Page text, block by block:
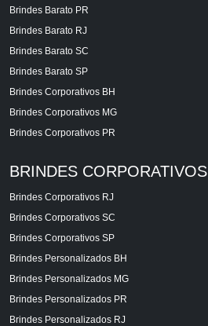
Brindes Barato PR
Brindes Barato RJ
Brindes Barato SC
Brindes Barato SP
Brindes Corporativos BH
Brindes Corporativos MG
Brindes Corporativos PR
BRINDES CORPORATIVOS
Brindes Corporativos RJ
Brindes Corporativos SC
Brindes Corporativos SP
Brindes Personalizados BH
Brindes Personalizados MG
Brindes Personalizados PR
Brindes Personalizados RJ